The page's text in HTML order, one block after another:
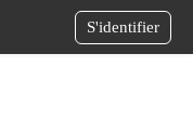
S'identifier